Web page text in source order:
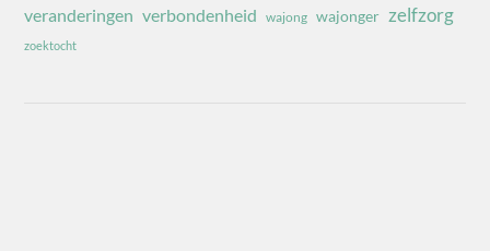
veranderingen verbondenheid wajong wajonger zelfzorg
zoektocht